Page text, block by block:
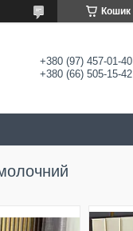
Кошик
+380 (97) 457-01-40
+380 (66) 505-15-42